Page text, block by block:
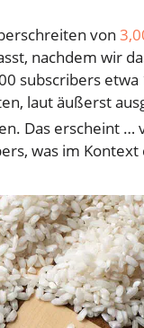
von
nachdem wir
subscribers etwa
laut äußerst
Das erscheint …
was im Kontext